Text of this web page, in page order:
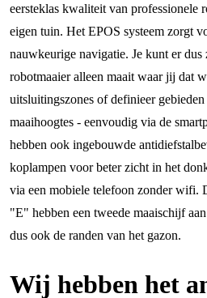
eersteklas kwaliteit van professionele
eigen tuin. Het EPOS systeem zorgt
nauwkeurige navigatie. Je kunt er
robotmaaier alleen maait waar jij dat
uitsluitingszones of definieer
maaihoogtes - eenvoudig via de
hebben ook ingebouwde
koplampen voor beter zicht in het
via een mobiele telefoon zonder wifi.
"E" hebben een tweede maaischijf
dus ook de randen van het gazon.
Wij hebben het